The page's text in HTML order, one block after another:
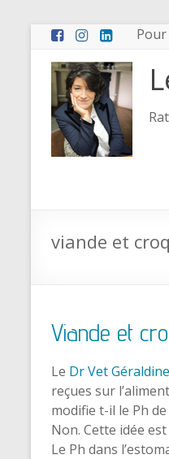
viande et
Viande et
Le Dr Vet
reçues sur
modifie t-il le Ph de
Non. Cette idée
Le Ph dans